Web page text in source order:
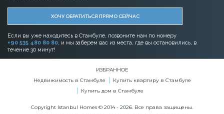
ХОЧУ ОБРАТИТЬСЯ ПРЯМО СЕЙЧАС
Если вы уже находитесь в Стамбуле, позвоните нам по номеру
+90 535 480 80 80, и мы заберем вас из места, где вы остановились, в
течение 30 минут!
ИЗБРАННОЕ
Недвижимость в Стамбуле
Купить квартиру в Стамбуле
Купить дом в Стамбуле
Copyright Istanbul Homes © 2014 - 2026. Все права защищены.